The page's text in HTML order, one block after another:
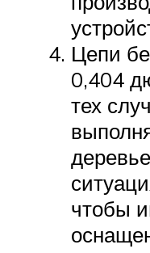
Цепи
0,404
тех
чтобы